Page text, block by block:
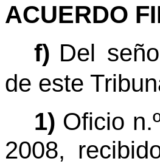
ACUERDO
f) Del
de este
1) Oficio
2008,